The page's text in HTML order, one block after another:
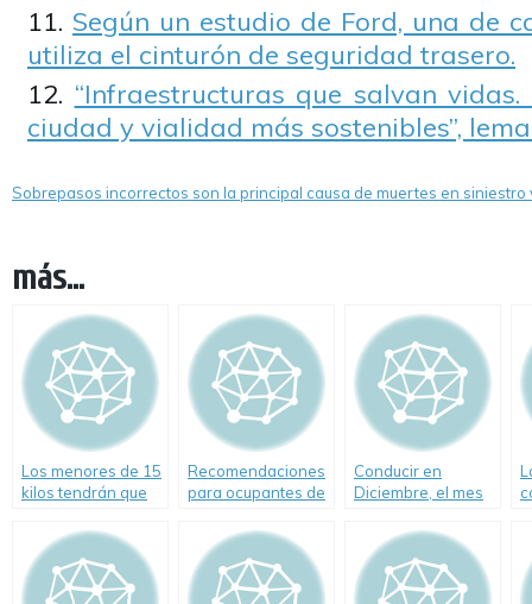
Según un estudio de Ford, una de
utiliza el cinturón de seguridad trasero.
“Infraestructuras que salvan
ciudad y vialidad más sostenibles”,
Sobrepasos incorrectos son la principal causa de muertes en siniestro
más...
Los menores de 15
kilos tendrán que
Recomendaciones
para ocupantes de
caso de incendio
Conducir en
Diciembre, el mes